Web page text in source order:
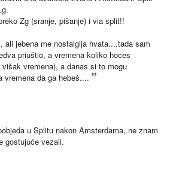
Zg (sranje, pišanje) i via split!!
ali jebena me nostalgija hvata....tada sam
priuštio, a vremena koliko hoces
vremena), a danas si to mogu
vremena da ga hebeš....
u Splitu nakon Amsterdama, ne znam
gostujuće vezali.